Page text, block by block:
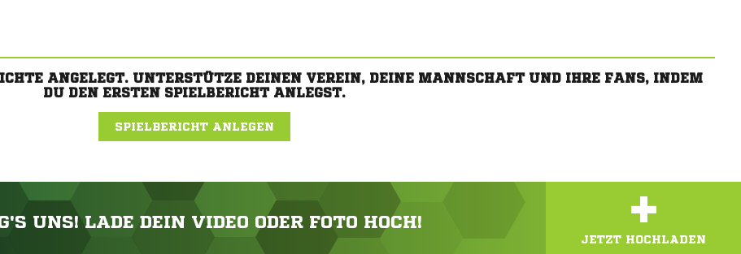
ANGELEGT. UNTERSTÜTZE DEINEN VEREIN, DEINE MANNSCHAFT UND IHRE FANS, INDEM
DU DEN ERSTEN SPIELBERICHT ANLEGST.
SPIELBERICHT ANLEGEN
UNS! LADE DEIN VIDEO ODER FOTO HOCH! +
JETZT HOCHLADEN